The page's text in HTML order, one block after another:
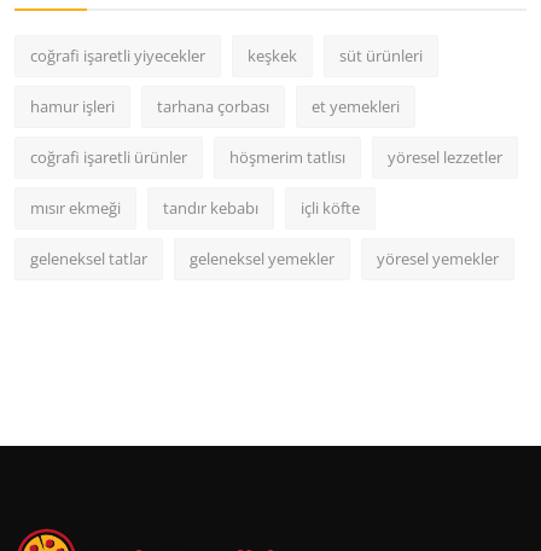
coğrafi işaretli yiyecekler keşkek süt ürünleri
hamur işleri tarhana çorbası et yemekleri
coğrafi işaretli ürünler höşmerim tatlısı yöresel lezzetler
mısır ekmeği tandır kebabı içli köfte
geleneksel tatlar geleneksel yemekler yöresel yemekler